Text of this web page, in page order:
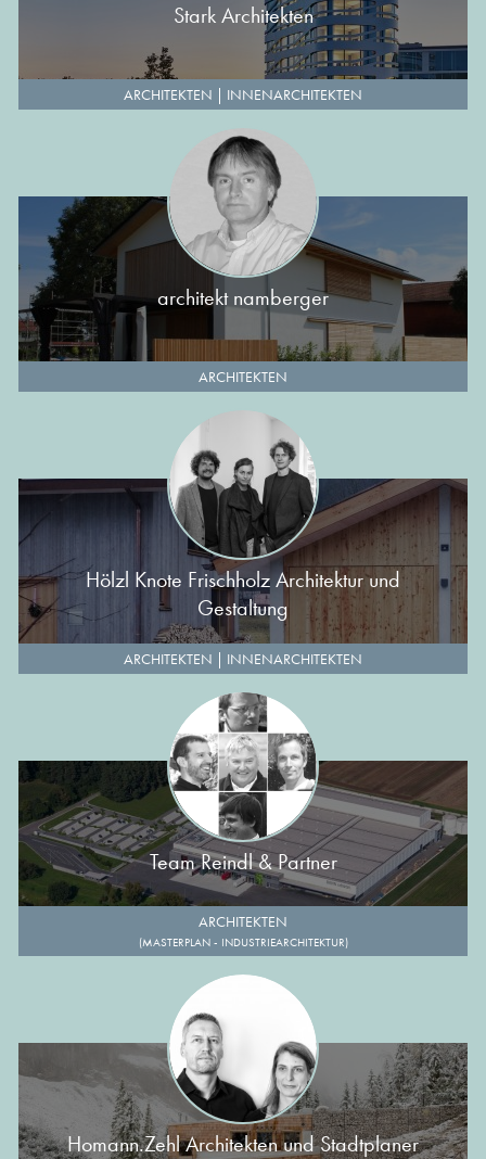
Stark Architekten
ARCHITEKTEN | INNENARCHITEKTEN
architekt namberger
ARCHITEKTEN
Hölzl Knote Frischholz Architektur und
Gestaltung
ARCHITEKTEN | INNENARCHITEKTEN
Team Reindl & Partner
ARCHITEKTEN
(MASTERPLAN - INDUSTRIEARCHITEKTUR)
Homann.Zehl Architekten und Stadtplaner